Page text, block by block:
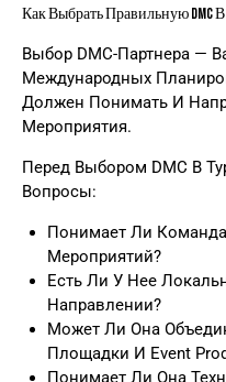
Как Выбрать Правильную DMC
Выбор DMC-Партнера —
Международных
Должен Понимать И
Мероприятия.
Перед Выбором DMC В
Вопросы:
Понимает Ли
Мероприятий?
Есть Ли У Нее
Направлении?
Может Ли Она
Площадки И Event